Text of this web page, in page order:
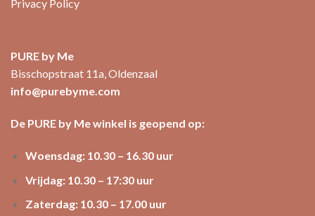
Privacy Policy
PURE by Me
Bisschopstraat 11a, Oldenzaal
info@purebyme.com
De PURE by Me winkel is geopend op:
Woensdag: 10.30 – 16.30 uur
Vrijdag: 10.30 – 17:30 uur
Zaterdag: 10.30 – 17.00 uur